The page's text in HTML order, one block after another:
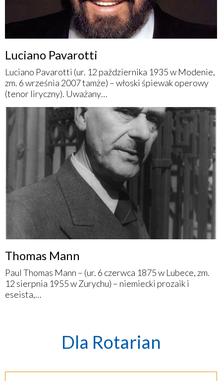
Luciano Pavarotti
Luciano Pavarotti (ur. 12 października 1935 w Modenie,
zm. 6 września 2007 tamże) – włoski śpiewak operowy
(tenor liryczny). Uważany…
Thomas Mann
Paul Thomas Mann – (ur. 6 czerwca 1875 w Lubece, zm.
12 sierpnia 1955 w Zurychu) – niemiecki prozaik i
eseista,…
Dla Rotarian